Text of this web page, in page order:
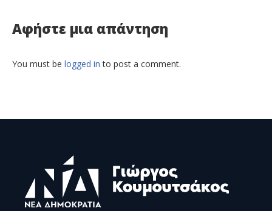
Αφήστε μια απάντηση
You must be logged in to post a comment.